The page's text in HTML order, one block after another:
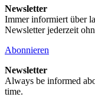
Newsletter
Immer informiert über
Newsletter jederzeit
Abonnieren
Newsletter
Always be informed
time.